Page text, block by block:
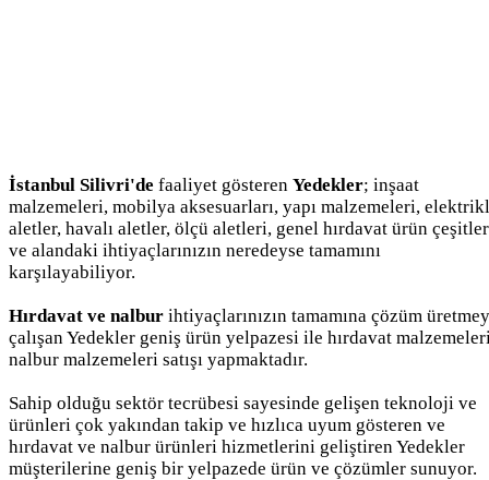
İstanbul Silivri'de faaliyet gösteren Yedekler; inşaat
malzemeleri, mobilya aksesuarları, yapı malzemeleri,
aletler, havalı aletler, ölçü aletleri, genel hırdavat ürün
ve alandaki ihtiyaçlarınızın neredeyse tamamını
karşılayabiliyor.
Hırdavat ve nalbur ihtiyaçlarınızın tamamına çözüm
çalışan Yedekler geniş ürün yelpazesi ile hırdavat
nalbur malzemeleri satışı yapmaktadır.
Sahip olduğu sektör tecrübesi sayesinde gelişen teknoloji ve
ürünleri çok yakından takip ve hızlıca uyum gösteren ve
hırdavat ve nalbur ürünleri hizmetlerini geliştiren Yedekler
müşterilerine geniş bir yelpazede ürün ve çözümler sunuyor.